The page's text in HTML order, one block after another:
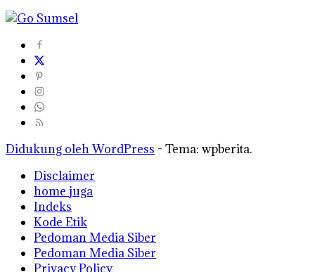
Didukung oleh WordPress - Tema: wpberita.
Disclaimer
home juga
Indeks
Kode Etik
Pedoman Media Siber
Pedoman Media Siber
Privacy Policy